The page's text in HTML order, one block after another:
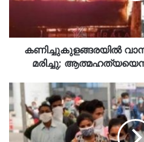
കണിച്ചുകുളങ്ങരയില്‍
മരിച്ചു;